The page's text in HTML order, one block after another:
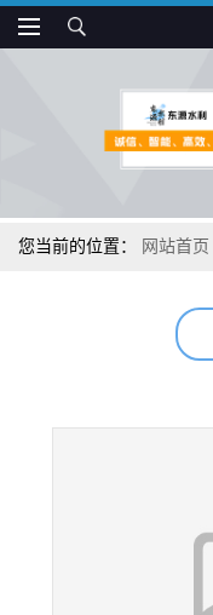
您当前的位置： 网站首页